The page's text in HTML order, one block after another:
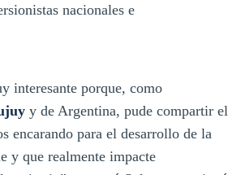
nacionales e
interesante porque, como
y de Argentina, pude compartir el
encarando para el desarrollo de la
y que realmente impacte